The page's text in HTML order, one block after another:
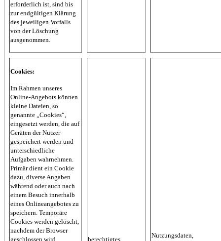
erforderlich ist, sind bis
zur endgültigen Klärung
des jeweiligen Vorfalls
von der Löschung
ausgenommen.
Cookies:
Im Rahmen unseres
Online-Angebots können
kleine Dateien, so
genannte „Cookies“,
eingesetzt werden, die auf
Geräten der Nutzer
gespeichert werden und
unterschiedliche
Aufgaben wahrnehmen.
Primär dient ein Cookie
dazu, diverse Angaben
während oder auch nach
einem Besuch innerhalb
eines Onlineangebotes zu
speichern. Temporäre
Cookies werden gelöscht,
nachdem der Browser
geschlossen wird.
berechtigtes
Nutzungsdaten,